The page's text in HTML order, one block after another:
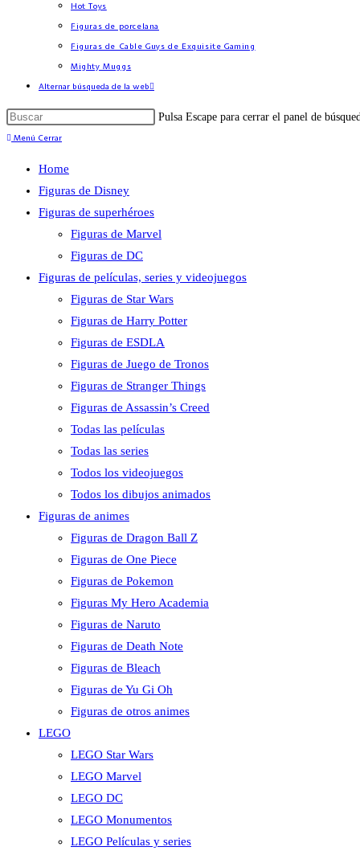
Hot Toys
Figuras de porcelana
Figuras de Cable Guys de Exquisite Gaming
Mighty Muggs
Alternar búsqueda de la web
Pulsa Escape para cerrar el panel de
Menú Cerrar
Home
Figuras de Disney
Figuras de superhéroes
Figuras de Marvel
Figuras de DC
Figuras de películas, series y videojuegos
Figuras de Star Wars
Figuras de Harry Potter
Figuras de ESDLA
Figuras de Juego de Tronos
Figuras de Stranger Things
Figuras de Assassin’s Creed
Todas las películas
Todas las series
Todos los videojuegos
Todos los dibujos animados
Figuras de animes
Figuras de Dragon Ball Z
Figuras de One Piece
Figuras de Pokemon
Figuras My Hero Academia
Figuras de Naruto
Figuras de Death Note
Figuras de Bleach
Figuras de Yu Gi Oh
Figuras de otros animes
LEGO
LEGO Star Wars
LEGO Marvel
LEGO DC
LEGO Monumentos
LEGO Películas y series